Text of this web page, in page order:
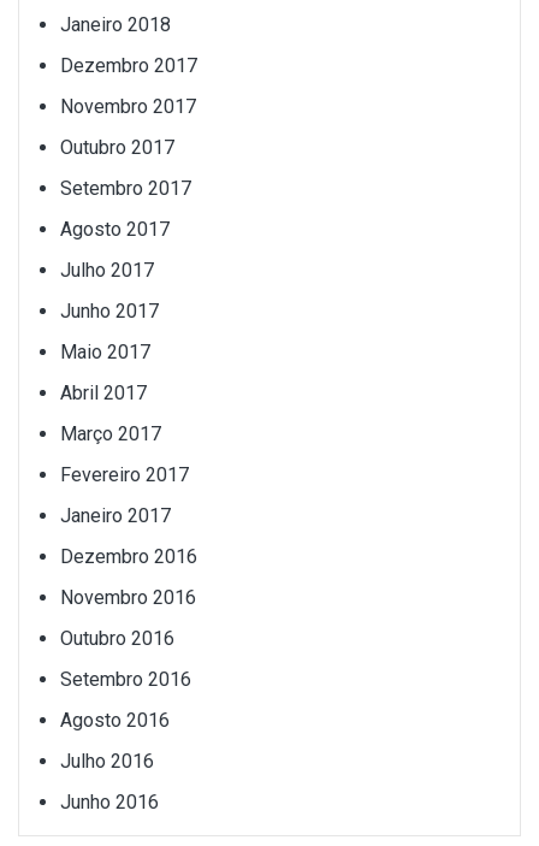
Janeiro 2018
Dezembro 2017
Novembro 2017
Outubro 2017
Setembro 2017
Agosto 2017
Julho 2017
Junho 2017
Maio 2017
Abril 2017
Março 2017
Fevereiro 2017
Janeiro 2017
Dezembro 2016
Novembro 2016
Outubro 2016
Setembro 2016
Agosto 2016
Julho 2016
Junho 2016